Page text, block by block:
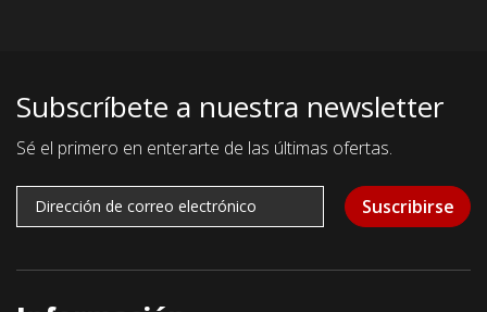
Subscríbete a nuestra newsletter
Sé el primero en enterarte de las últimas ofertas.
Suscribirse